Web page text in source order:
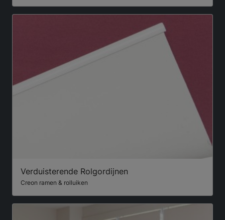
Verduisterende Rolgordijnen
Creon ramen & rolluiken